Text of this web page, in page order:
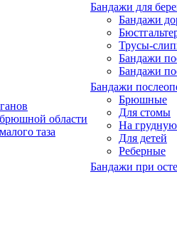
Бандажи для
Бандажи
Трусы-
Бандажи
Бандажи
области
таза
Бандажи
Брюшные
Для стомы
На
Для детей
Реберные
Бандажи при